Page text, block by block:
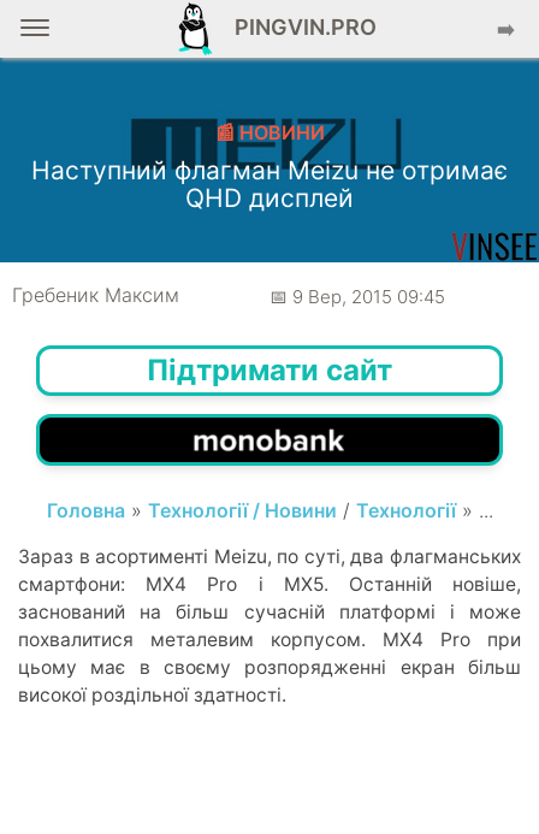
PINGVIN.PRO ➡️
📰 НОВИНИ
Наступний флагман Meizu не отримає
QHD дисплей
Гребеник Максим 📅 9 Вер, 2015 09:45
Підтримати сайт
Головна» Технології / Новини / Технології» ...
Зараз в асортименті Meizu, по суті, два флагманських
смартфони: MX4 Pro і MX5. Останній новіше,
заснований на більш сучасній платформі і може
похвалитися металевим корпусом. MX4 Pro при
цьому має в своєму розпорядженні екран більш
високої роздільної здатності.